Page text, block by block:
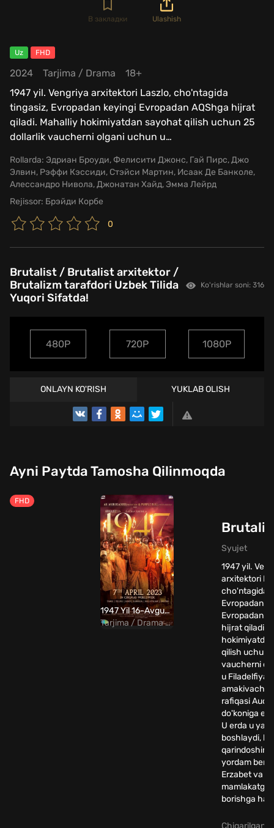
В закладки Ulashish
Uz FHD
2024 Tarjima / Drama
18+
1947 yil. Vengriya arxitektori Laszlo, cho'ntagida
tingasiz, Evropadan keyingi Evropadan AQShga hijrat
qiladi. Mahalliy hokimiyatdan sayohat qilish uchun 25
dollarlik vaucherni olgani uchun u…
Rollarda: Эдриан Броуди, Фелисити Джонс, Гай Пирс, Джо
Элвин, Рэффи Кэссиди, Стэйси Мартин, Исаак Де Банколе,
Алессандро Нивола, Джонатан Хайд, Эмма Лейрд
Rejissor: Брэйди Корбе
0
Brutalist / Brutalist arxitektor /
Brutalizm tarafdori Uzbek Tilida
Yuqori Sifatda!
Ko'rishlar soni: 316
480P 720P 1080P
ONLAYN KO'RISH YUKLAB OLISH
Ayni Paytda Tamosha Qilinmoqda
FHD
1947 Yil 16-Avgust Uzbek Tilida
Tarjima / Drama / Tarixiy / Hind
Syujet
1947 yil.
arxitektori
cho'ntagida
Evropadan
Evropadan
hijrat qiladi.
qilish uchun
vaucherni
u
rafiqasi
do'koniga
U erda u
boshlaydi,
yordam
Erzabet va
mamlakatga
borishga